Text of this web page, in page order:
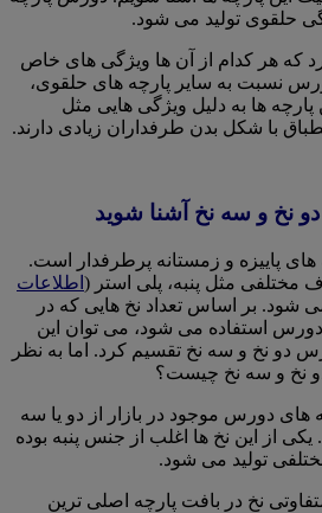
حلقوی تولید می شود.
که هر کدام از آن ها ویژگی های خاص
نسبت به سایر پارچه های حلقوی،
ها به دلیل ویژگی هایی مثل
با شکل بدن طرفداران زیادی دارند.
نخ و سه نخ آشنا شوید
پاییزه و زمستانه پرطرفدار است.
مختلفی مثل پنبه، پلی استر ( اطلاعات
شود. بر اساس تعداد نخ هایی که در
دورس استفاده می شود، می توان این
دو نخ و سه نخ تقسیم کرد. اما به نظر
نخ و سه نخ چیست؟
های دورس موجود در بازار از دو یا سه
از این نخ ها اغلب از جنس پنبه بوده
تولید می شود.
متفاوتی نخ در بافت پارچه اصلی ترین